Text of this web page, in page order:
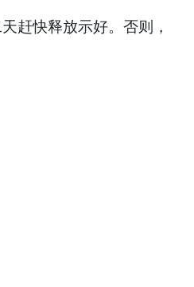
赶快释放示好。否则，